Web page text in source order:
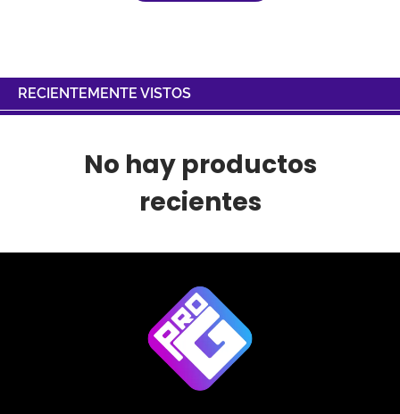
RECIENTEMENTE VISTOS
No hay productos
recientes